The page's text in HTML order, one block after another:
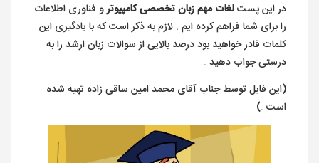
در این پستلغات مهم زبان تخصصی کامپیوترو فناوری اطلاعات
را برای شما فراهم کرده ایم . لازم به ذکر است که با یادگیری این
کلمات قادر خواهید بود درصد بالایی از سوالات زبان ارشد را به
درستی جواب دهید .
(این فایل توسط جناب آقای محمد امین ساقی زاده تهیه شده
است .)